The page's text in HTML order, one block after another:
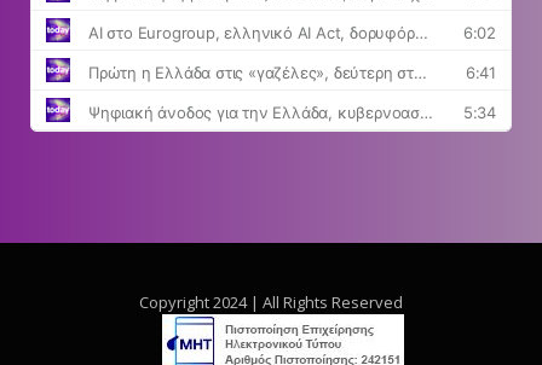
Copyright 2024 | All Rights Reserved